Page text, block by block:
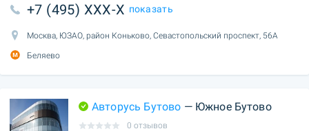
+7 (495) XXX-X показать
Москва, ЮЗАО, район Коньково, Севастопольский проспект, 56А
Беляево
Авторусь Бутово — Южное Бутово
0 отзывов